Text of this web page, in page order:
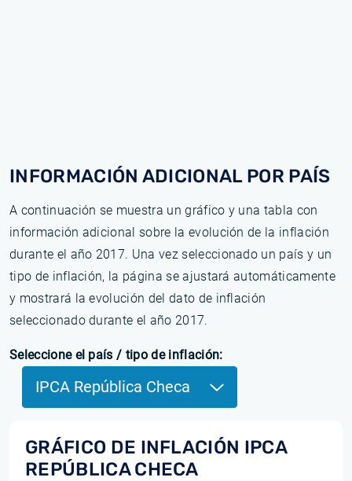
INFORMACIÓN ADICIONAL POR PAÍS
A continuación se muestra un gráfico y una tabla con
información adicional sobre la evolución de la inflación
durante el año 2017. Una vez seleccionado un país y un
tipo de inflación, la página se ajustará automáticamente
y mostrará la evolución del dato de inflación
seleccionado durante el año 2017.
Seleccione el país / tipo de inflación:
IPCA República Checa
GRÁFICO DE INFLACIÓN IPCA
REPÚBLICA CHECA